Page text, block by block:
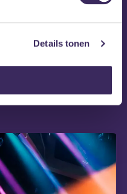
Details tonen